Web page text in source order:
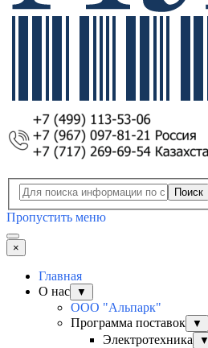
Поиск
Пропустить меню
×
Главная
О нас
▼
ООО "Альпарк"
Программа поставок
▼
Электротехника ▼